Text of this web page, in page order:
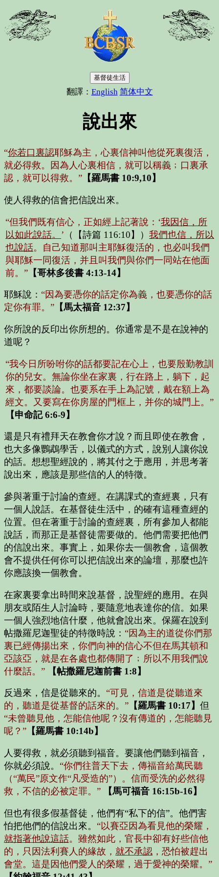
基督徒生活
翻譯： English 简体中文
說出來
“你若口裏認耶穌為主，心裏信神叫他從死裏復活，
就必得救。因為人心裏相信，就可以稱義﹔口裏承
認，就可以得救。” 【羅馬書 10:9,10】
使人得救的信會把信說出來。
“但我們既有信心，正如經上記著說：‘我因信，所
以如此說話。 ’ （ 【詩篇 116:10】 ） 我們也信，所以
也說話。自己知道那叫主耶穌復活的，也必叫我們
與耶穌一同復活，并且叫我們與你們一同站在他面
前。” 【哥林多後書 4:13-14】
耶穌說： “因為要憑你的話定你為義，也要憑你的話
定你有罪。” 【馬太福音 12:37】
你所說的反印出你所想的。你通常是不是在說神的
道呢？
“我今日所吩咐你的話都要記在心上，也要殷勤教訓
你的兒女。無論你坐在家裏，行在路上，躺下，起
來，都要談論。也要系在手上為記號，戴在額上為
經文。又要寫在你房屋的門框上，并你的城門上。”
【申命記 6:6-9】
還是只有禮拜天在教會你才說？而且即使在教會，
也大多像鸚鵡學舌，以儀式的方式，說別人讓你說
的話。想想聖經說的，將其付之于應用，并思考著
說出來，應該是那些信的人的特徵。
參與著重于討論的查經。在講課式的查經裏，只有
一個人說話。在基督徒生活中，的確有這種查經的
位置。但在著重于討論的查經裏，所有參加人都能
說話，而那正是基督徒需要做的。他們需要把他們
的信說出來。事實上，如果你去一個教會，這個教
會不提供任何你可以把信說出來的論壇，那麼也許
你應該換一個教會。
在家裏要拿出時間來說基督，說聖經的應用。在與
朋友或陌生人討論時，要隨意地表達你的信。如果
一個人強烈地信什麼，他就會說出來。保羅在說到
帖撒羅尼迦聖徒的特徵時說： “因為主的道從你們那
裏已經傳揚出來，你們向神的信心不但在馬其頓和
亞該亞，就是在各處也都傳開了﹔所以不用我們說
什麼話。”
【帖撒羅尼迦前書 1:8】
反過來，信是從聽來的。 “可見，信道是從聽道來
的，聽道是從基督的話來的。” 【羅馬書 10:17】 但
“未曾聽見他，怎能信他呢？沒有傳道的，怎能聽見
呢？” 【羅馬書 10:14b】
人要得救，就必須聽到福音。要讓他們聽到福音，
你就必須說。 “你們往普天下去，傳福音給萬民聽
（“萬民”原文作“凡受造的”）。信而受洗的必然得
救，不信的必被定罪。”
【馬可福音 16:15b-16】
但也有很多假基督徒，他們有“私下的信”。他們害
怕把他們的信說出來。 “以賽亞因為看見他的榮耀，
就指著他說這話。雖然如此，官長中卻有好些信他
的，只因法利賽人的緣故， 就不承認 ，恐怕被趕出
會堂。這是因他們愛人的榮耀，過于愛神的榮耀。”